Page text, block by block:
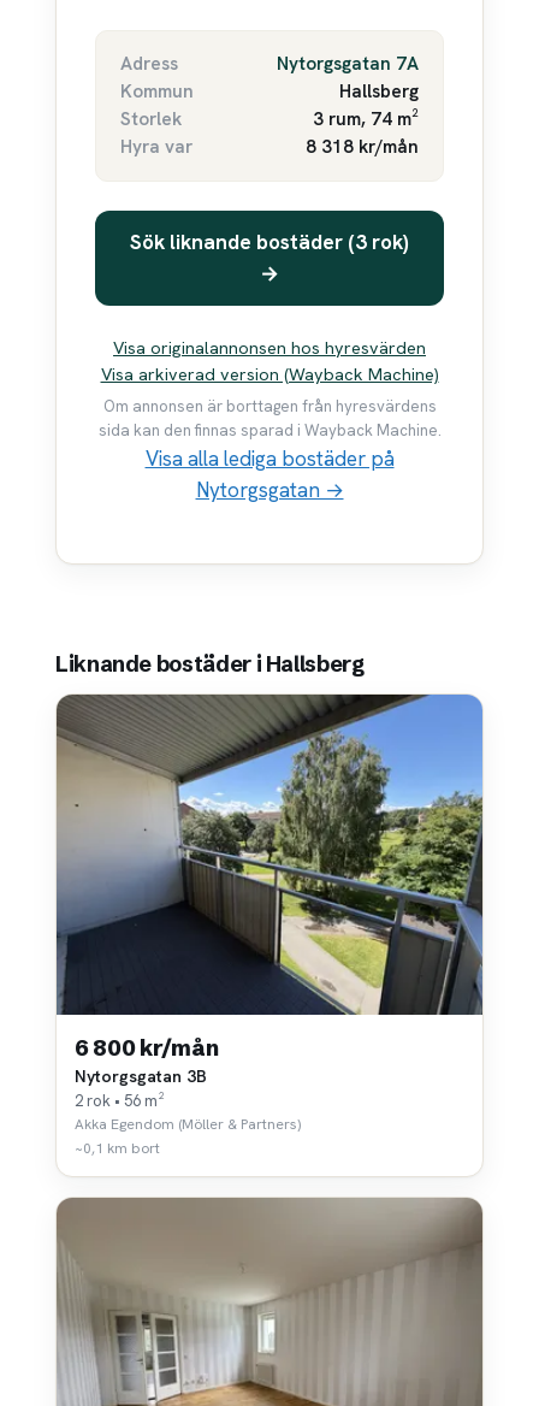
Adress
Nytorgsgatan 7A
Kommun
Hallsberg
Storlek
3 rum, 74 m²
Hyra var
8 318 kr/mån
Sök liknande bostäder (3 rok)
→
Visa originalannonsen hos hyresvärden
Visa arkiverad version (Wayback Machine)
Om annonsen är borttagen från hyresvärdens
sida kan den finnas sparad i Wayback Machine.
Visa alla lediga bostäder på
Nytorgsgatan →
Liknande bostäder i Hallsberg
6 800 kr/mån
Nytorgsgatan 3B
2 rok • 56 m²
Akka Egendom (Möller & Partners)
~0,1 km bort